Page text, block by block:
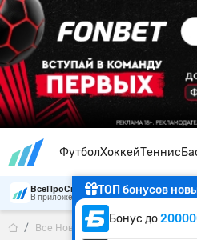
ФутболХоккейТеннис
ТОП бонусов
Бонус до
ВсеПроСпорт
В приложении удобнее
Все Новости Тренер сборной